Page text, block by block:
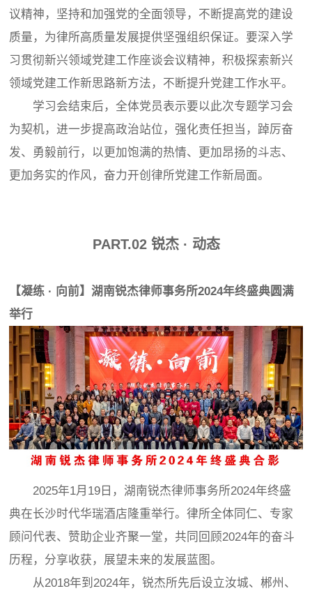
议精神，坚持和加强党的全面领导，不断提高党的建设
质量，为律所高质量发展提供坚强组织保证。要深入学
习贯彻新兴领域党建工作座谈会议精神，积极探索新兴
领域党建工作新思路新方法，不断提升党建工作水平。
学习会结束后，全体党员表示要以此次专题学习会
为契机，进一步提高政治站位，强化责任担当，踔厉奋
发、勇毅前行，以更加饱满的热情、更加昂扬的斗志、
更加务实的作风，奋力开创律所党建工作新局面。
PART.02 锐杰 · 动态
【凝练 · 向前】湖南锐杰律师事务所2024年终盛典圆满
举行
2025年1月19日，湖南锐杰律师事务所2024年终盛
典在长沙时代华瑞酒店隆重举行。律所全体同仁、专家
顾问代表、赞助企业齐聚一堂，共同回顾2024年的奋斗
历程，分享收获，展望未来的发展蓝图。
从2018年到2024年，锐杰所先后设立汝城、郴州、